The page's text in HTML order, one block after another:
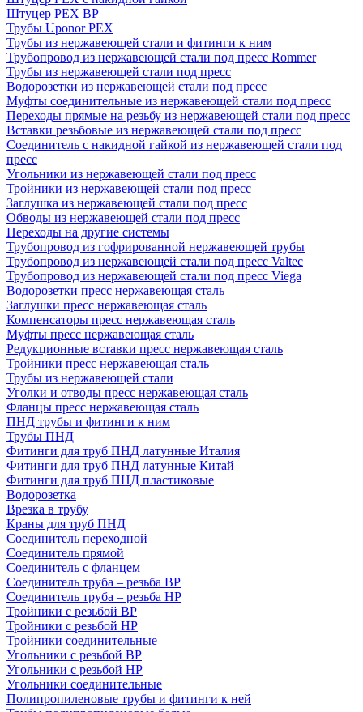
Штуцер PEX ВР
Трубы Uponor PEX
Трубы из нержавеющей стали и фитинги к ним
Трубопровод из нержавеющей стали под пресс Rommer
Трубы из нержавеющей стали под пресс
Водорозетки из нержавеющей стали под пресс
Муфты соединительные из нержавеющей стали под пресс
Переходы прямые на резьбу из нержавеющей стали под пресс
Вставки резьбовые из нержавеющей стали под пресс
Соединитель с накидной гайкой из нержавеющей стали под
пресс
Угольники из нержавеющей стали под пресс
Тройники из нержавеющей стали под пресс
Заглушка из нержавеющей стали под пресс
Обводы из нержавеющей стали под пресс
Переходы на другие системы
Трубопровод из гофрированной нержавеющей трубы
Трубопровод из нержавеющей стали под пресс Valtec
Трубопровод из нержавеющей стали под пресс Viega
Водорозетки пресс нержавеющая сталь
Заглушки пресс нержавеющая сталь
Компенсаторы пресс нержавеющая сталь
Муфты пресс нержавеющая сталь
Редукционные вставки пресс нержавеющая сталь
Тройники пресс нержавеющая сталь
Трубы из нержавеющей стали
Уголки и отводы пресс нержавеющая сталь
Фланцы пресс нержавеющая сталь
ПНД трубы и фитинги к ним
Трубы ПНД
Фитинги для труб ПНД латунные Италия
Фитинги для труб ПНД латунные Китай
Фитинги для труб ПНД пластиковые
Водорозетка
Врезка в трубу
Краны для труб ПНД
Соединитель переходной
Соединитель прямой
Соединитель с фланцем
Соединитель труба – резьба ВР
Соединитель труба – резьба НР
Тройники с резьбой ВР
Тройники с резьбой НР
Тройники соединительные
Угольники с резьбой ВР
Угольники с резьбой НР
Угольники соединительные
Полипропиленовые трубы и фитинги к ней